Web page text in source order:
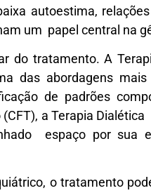
autoestima,
um papel central na
do tratamento. A
das abordagens
de padrões
a Terapia
espaço por sua
o tratamento